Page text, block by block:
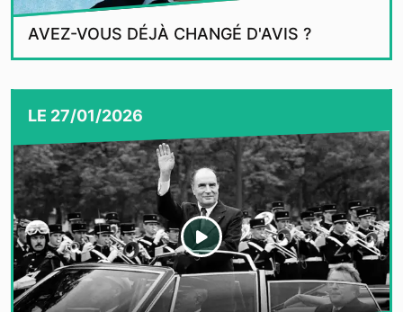
AVEZ-VOUS DÉJÀ CHANGÉ D'AVIS ?
LE 27/01/2026